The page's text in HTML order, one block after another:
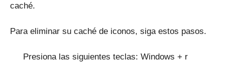
caché.
Para eliminar su caché de iconos, siga estos pasos.
Presiona las siguientes teclas: Windows + r